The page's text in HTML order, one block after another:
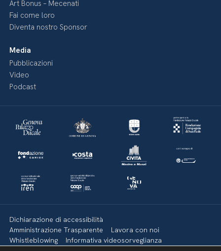
Art Bonus – Mecenati
Fai come loro
Diventa nostro Sponsor
Media
Pubblicazioni
Video
Podcast
Dichiarazione di accessibilità
Amministrazione Trasparente
Lavora con noi
Whistleblowing
Informativa videosorveglianza